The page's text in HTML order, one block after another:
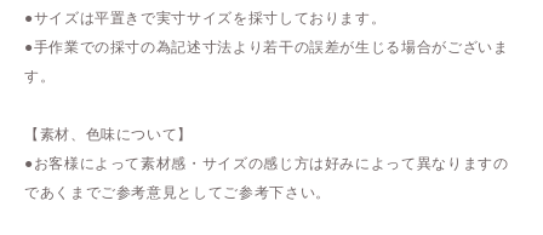
●サイズは平置きで実寸サイズを採寸しております。
●手作業での採寸の為記述寸法より若干の誤差が生じる場合がございま
す。
【素材、色味について】
●お客様によって素材感・サイズの感じ方は好みによって異なりますの
であくまでご参考意見としてご参考下さい。